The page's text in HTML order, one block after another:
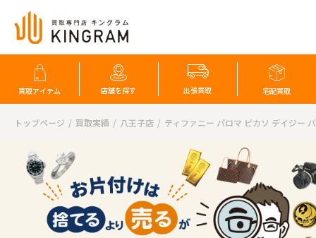
買取アイテム 店舗を探す 出張買取 宅配買取
トップページ 買取実績 八王子店 ティファニー パロマ ピカソ デイジー